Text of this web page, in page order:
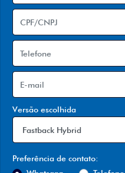
Versão escolhida
Preferência de contato: